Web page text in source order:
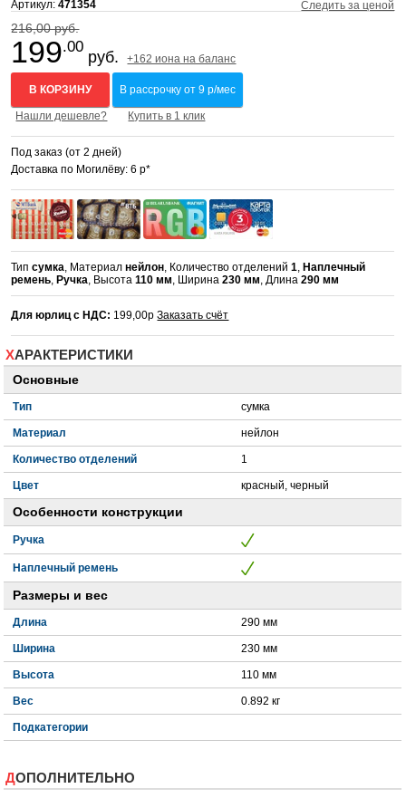
Артикул:471354 Следить за ценой
216,00 руб.
199.00
руб. +162 иона на баланс
В КОРЗИНУ В рассрочку от 9 р/мес
Нашли дешевле? Купить в 1 клик
Под заказ (от 2 дней)
Доставка по Могилёву: 6 р*
Типсумка, Материалнейлон, Количество отделений1, Наплечный
ремень, Ручка, Высота110 мм, Ширина230 мм, Длина290 мм
Для юрлиц с НДС: 199,00рЗаказать счёт
ХАРАКТЕРИСТИКИ
Основные
Тип сумка
Материал нейлон
Количество отделений 1
Цвет красный, черный
Особенности конструкции
Ручка
Наплечный ремень
Размеры и вес
Длина 290 мм
Ширина 230 мм
Высота 110 мм
Вес 0.892 кг
Подкатегории
ДОПОЛНИТЕЛЬНО